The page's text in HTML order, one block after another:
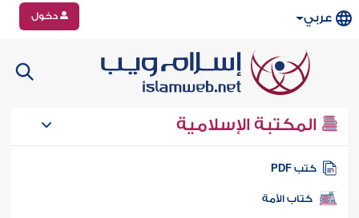
عربي دخول
المكتبة الإسلامية
كتب PDF